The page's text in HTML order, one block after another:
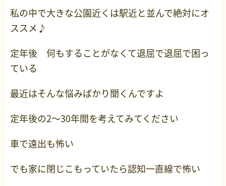
私の中で大きな公園近くは駅近と並んで絶対にオ
ススメ♪
定年後 何もすることがなくて退屈で退屈で困っ
ている
最近はそんな悩みばかり聞くんですよ
定年後の2～30年間を考えてみてください
車で遠出も怖い
でも家に閉じこもっていたら認知一直線で怖い